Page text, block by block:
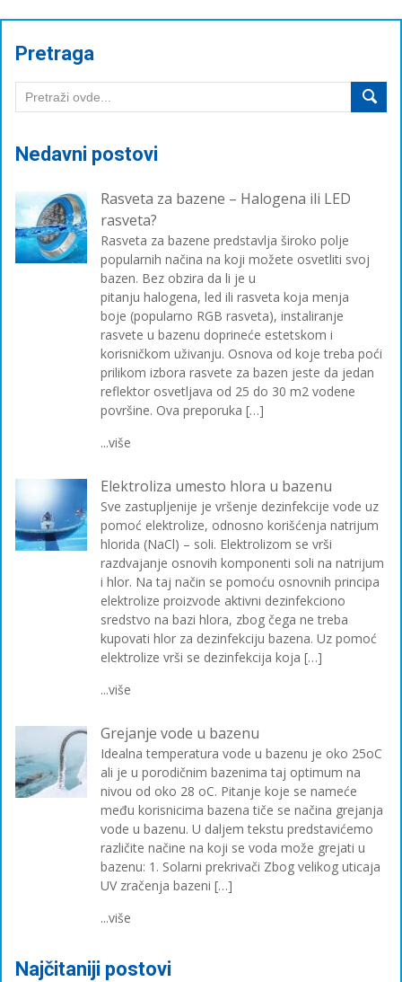
Pretraga
Nedavni postovi
Rasveta za bazene – Halogena ili LED
rasveta?
Rasveta za bazene predstavlja široko polje
popularnih načina na koji možete osvetliti svoj
bazen. Bez obzira da li je u
pitanju halogena, led ili rasveta koja menja
boje (popularno RGB rasveta), instaliranje
rasvete u bazenu doprineće estetskom i
korisničkom uživanju. Osnova od koje treba poći
prilikom izbora rasvete za bazen jeste da jedan
reflektor osvetljava od 25 do 30 m2 vodene
površine. Ova preporuka […]
...više
Elektroliza umesto hlora u bazenu
Sve zastupljenije je vršenje dezinfekcije vode uz
pomoć elektrolize, odnosno korišćenja natrijum
hlorida (NaCl) – soli. Elektrolizom se vrši
razdvajanje osnovih komponenti soli na natrijum
i hlor. Na taj način se pomoću osnovnih principa
elektrolize proizvode aktivni dezinfekciono
sredstvo na bazi hlora, zbog čega ne treba
kupovati hlor za dezinfekciju bazena. Uz pomoć
elektrolize vrši se dezinfekcija koja […]
...više
Grejanje vode u bazenu
Idealna temperatura vode u bazenu je oko 25oC
ali je u porodičnim bazenima taj optimum na
nivou od oko 28 oC. Pitanje koje se nameće
među korisnicima bazena tiče se načina grejanja
vode u bazenu. U daljem tekstu predstavićemo
različite načine na koji se voda može grejati u
bazenu: 1. Solarni prekrivači Zbog velikog uticaja
UV zračenja bazeni […]
...više
Najčitaniji postovi